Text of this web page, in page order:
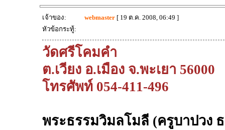
เจ้าของ: webmaster[ 19 ต.ค. 2008, 06:49 ]
หัวข้อกระทู้:
วัดศรีโคมคำ
ต.เวียง อ.เมือง จ.พะเยา 56000
โทรศัพท์ 054-411-496
พระธรรมวิมลโมลี (ครูบาปวง